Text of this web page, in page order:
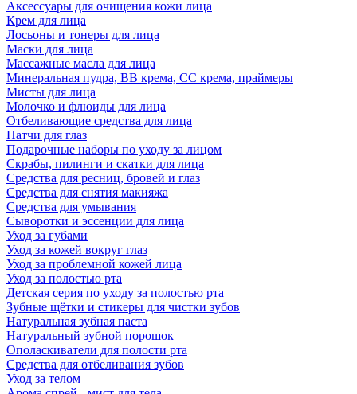
Аксессуары для очищения кожи лица
Крем для лица
Лосьоны и тонеры для лица
Маски для лица
Массажные масла для лица
Минеральная пудра, BB крема, СС крема, праймеры
Мисты для лица
Молочко и флюиды для лица
Отбеливающие средства для лица
Патчи для глаз
Подарочные наборы по уходу за лицом
Скрабы, пилинги и скатки для лица
Средства для ресниц, бровей и глаз
Средства для снятия макияжа
Средства для умывания
Сыворотки и эссенции для лица
Уход за губами
Уход за кожей вокруг глаз
Уход за проблемной кожей лица
Уход за полостью рта
Детская серия по уходу за полостью рта
Зубные щётки и стикеры для чистки зубов
Натуральная зубная паста
Натуральный зубной порошок
Ополаскиватели для полости рта
Средства для отбеливания зубов
Уход за телом